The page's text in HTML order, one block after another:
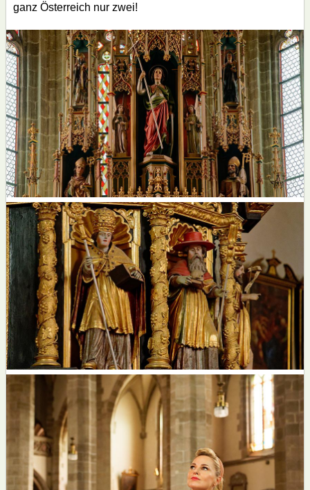
ganz Österreich nur zwei!